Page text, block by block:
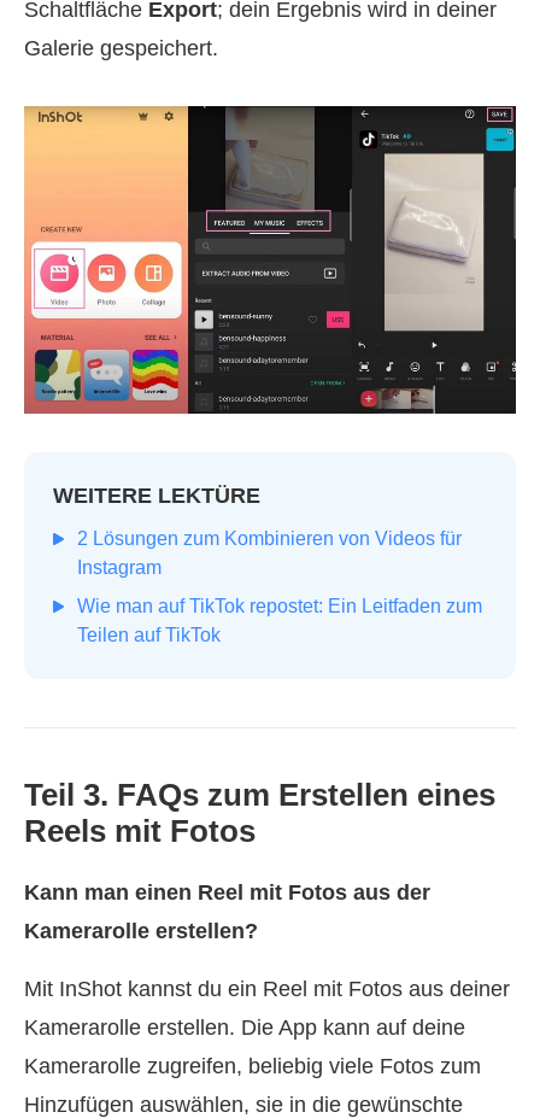
Schaltfläche Export; dein Ergebnis wird in deiner
Galerie gespeichert.
WEITERE LEKTÜRE
2 Lösungen zum Kombinieren von Videos für
Instagram
Wie man auf TikTok repostet: Ein Leitfaden zum
Teilen auf TikTok
Teil 3. FAQs zum Erstellen eines
Reels mit Fotos
Kann man einen Reel mit Fotos aus der
Kamerarolle erstellen?
Mit InShot kannst du ein Reel mit Fotos aus deiner
Kamerarolle erstellen. Die App kann auf deine
Kamerarolle zugreifen, beliebig viele Fotos zum
Hinzufügen auswählen, sie in die gewünschte